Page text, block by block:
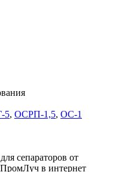
5, ОСРП-1,5, ОС-1
сепараторов от
в интернет